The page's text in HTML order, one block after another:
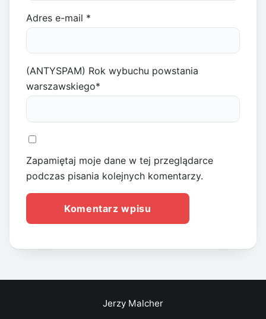
Adres e-mail *
(ANTYSPAM) Rok wybuchu powstania
warszawskiego*
Zapamiętaj moje dane w tej przeglądarce
podczas pisania kolejnych komentarzy.
Jerzy Malcher